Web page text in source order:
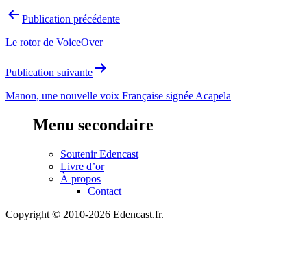
Navigation
l’article
Publication précédente
Le rotor de VoiceOver
Publication suivante
Manon, une nouvelle voix Française signée Acapela
Menu secondaire
Soutenir Edencast
Livre d’or
À propos
Contact
Copyright © 2010-2026 Edencast.fr.